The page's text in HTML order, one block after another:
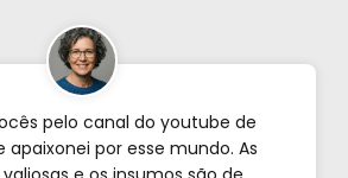
pelo canal do youtube de
apaixonei por esse mundo. As